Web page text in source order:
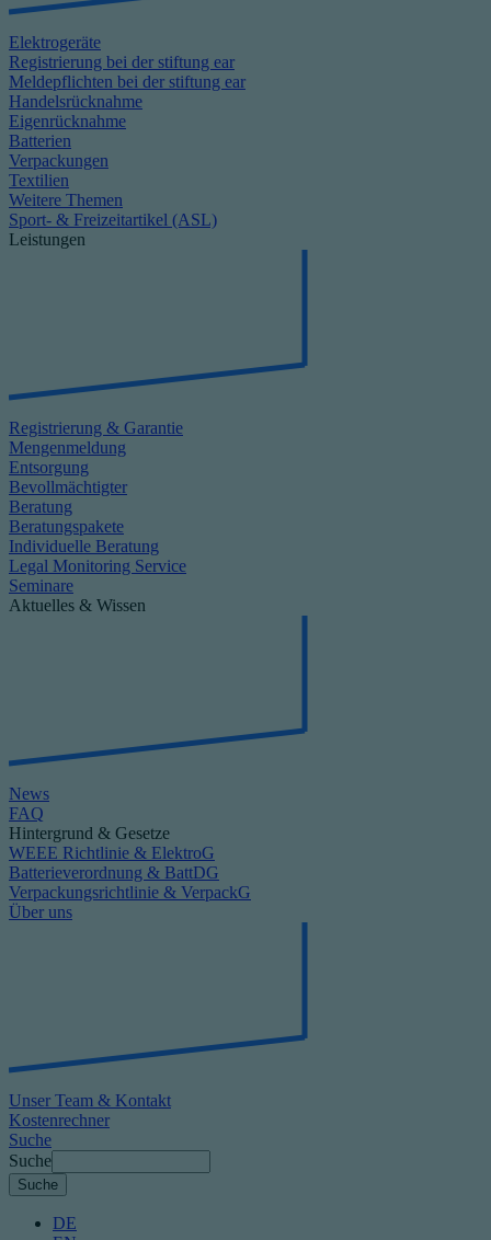
Elektrogeräte
Registrierung bei der stiftung ear
Meldepflichten bei der stiftung ear
Handelsrücknahme
Eigenrücknahme
Batterien
Verpackungen
Textilien
Weitere Themen
Sport- & Freizeitartikel (ASL)
Leistungen
Registrierung & Garantie
Mengenmeldung
Entsorgung
Bevollmächtigter
Beratung
Beratungspakete
Individuelle Beratung
Legal Monitoring Service
Seminare
Aktuelles & Wissen
News
FAQ
Hintergrund & Gesetze
WEEE Richtlinie & ElektroG
Batterieverordnung & BattDG
Verpackungsrichtlinie & VerpackG
Über uns
Unser Team & Kontakt
Kostenrechner
Suche
Suche
DE